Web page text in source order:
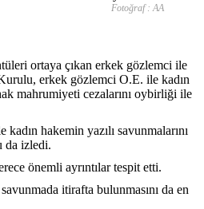
Fotoğraf : AA
ortaya çıkan erkek gözlemci ile
erkek gözlemci O.E. ile kadın
mahrumiyeti cezalarını oybirliği ile
hakemin yazılı savunmalarını
da izledi.
önemli ayrıntılar tespit etti.
itirafta bulunmasını da en